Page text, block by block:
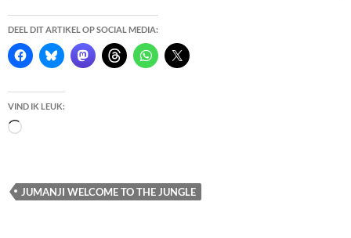
DEEL DIT ARTIKEL OP SOCIAL MEDIA:
VIND IK LEUK:
Bezig
JUMANJI WELCOME TO THE JUNGLE